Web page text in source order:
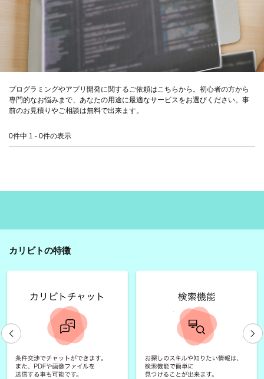
プログラミングやアプリ開発に関するご依頼はこちらから。初心者の方から
専門的なお悩みまで、あなたの用途に最適なサービスをお選びください。事
前のお見積りやご相談は無料で出来ます。
0件中 1 - 0件の表示
カリビトの特徴